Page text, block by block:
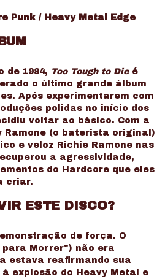
Punk / Heavy Metal Edge
de 1984, Too Tough to Dieé
o último grande álbum
Após experimentarem com
polidas no início dos
voltar ao básico. Com a
Ramone (o baterista original)
e veloz Richie Ramone nas
a agressividade,
do Hardcore que eles
criar.
ESTE DISCO?
de força. O
Morrer") não era
estava reafirmando sua
explosão do Heavy Metal e